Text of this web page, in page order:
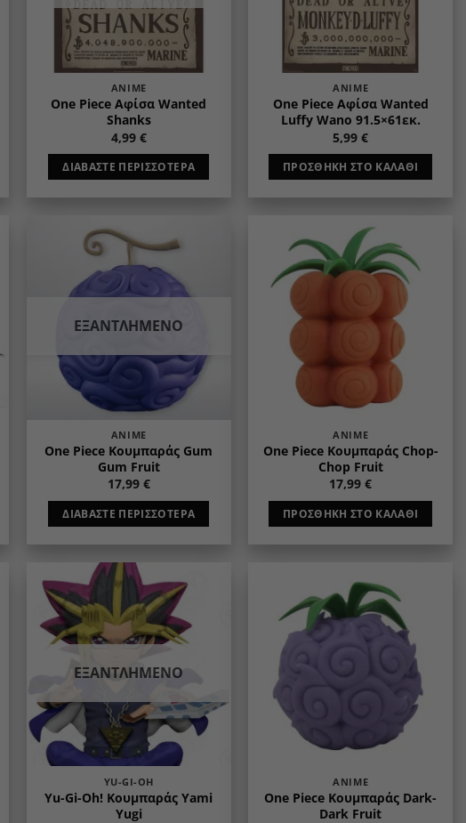
ANIME
One Piece Αφίσα Wanted
Shanks
4,99 €
ΔΙΑΒΆΣΤΕ ΠΕΡΙΣΣΌΤΕΡΑ
ANIME
One Piece Αφίσα Wanted
Luffy Wano 91.5×61εκ.
5,99€
ΠΡΟΣΘΉΚΗ ΣΤΟ ΚΑΛΆΘΙ
wishlist
ΕΞΑΝΤΛΗΜΈΝΟ
ANIME
One Piece Κουμπαράς Gum
Gum Fruit
17,99 €
ΔΙΑΒΆΣΤΕ ΠΕΡΙΣΣΌΤΕΡΑ
Add to
wishlist
ANIME
One Piece Κουμπαράς Chop-
Chop Fruit
17,99€
ΠΡΟΣΘΉΚΗ ΣΤΟ ΚΑΛΆΘΙ
wishlist
ΕΞΑΝΤΛΗΜΈΝΟ
YU-GI-OH
Yu-Gi-Oh! Κουμπαράς Yami
Yugi
wishlist
ANIME
One Piece Κουμπαράς Dark-
Dark Fruit